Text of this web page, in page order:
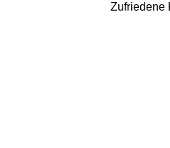
Zufriedene